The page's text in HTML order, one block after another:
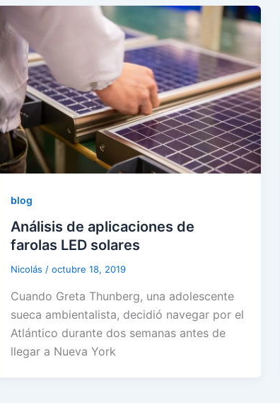
blog
Análisis de aplicaciones de
farolas LED solares
Nicolás / octubre 18, 2019
Cuando Greta Thunberg, una adolescente
sueca ambientalista, decidió navegar por el
Atlántico durante dos semanas antes de
llegar a Nueva York